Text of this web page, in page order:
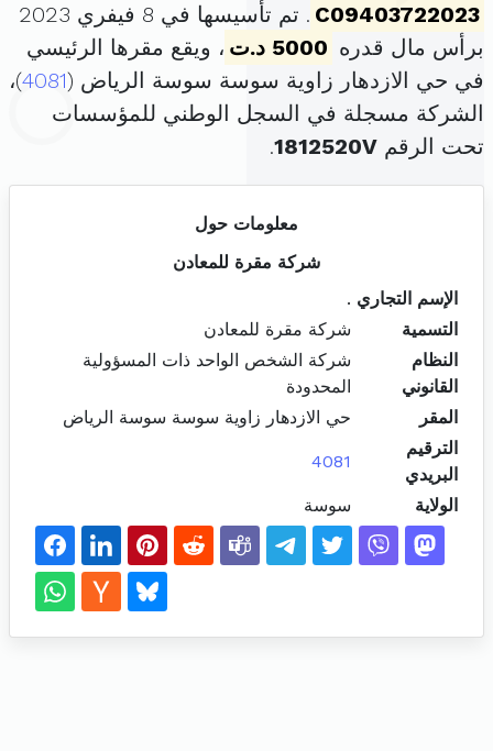
C09403722023
. تم تأسيسها في 8 فيفري 2023
برأس مال قدره 5000 د.ت
، ويقع مقرها الرئيسي
في حي الازدهار زاوية سوسة سوسة الرياض (4081)،
الشركة مسجلة في السجل الوطني للمؤسسات
تحت الرقم 1812520V
.
معلومات حول
شركة مقرة للمعادن
الإسم التجاري .
التسمية
شركة مقرة للمعادن
النظام
القانوني
شركة الشخص الواحد ذات المسؤولية
المحدودة
المقر
حي الازدهار زاوية سوسة سوسة الرياض
الترقيم
البريدي
4081
الولاية سوسة